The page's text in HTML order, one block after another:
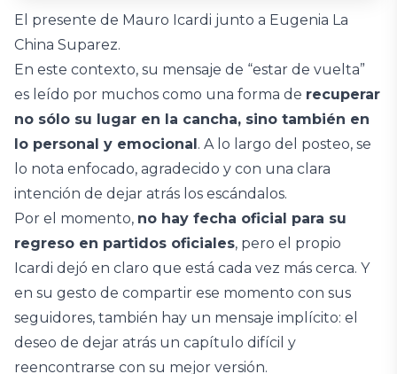
El presente de Mauro Icardi junto a Eugenia La
China Suparez.
En este contexto, su mensaje de “estar de vuelta”
es leído por muchos como una forma de recuperar
no sólo su lugar en la cancha, sino también en
lo personal y emocional. A lo largo del posteo, se
lo nota enfocado, agradecido y con una clara
intención de dejar atrás los escándalos.
Por el momento, no hay fecha oficial para su
regreso en partidos oficiales, pero el propio
Icardi dejó en claro que está cada vez más cerca. Y
en su gesto de compartir ese momento con sus
seguidores, también hay un mensaje implícito: el
deseo de dejar atrás un capítulo difícil y
reencontrarse con su mejor versión.